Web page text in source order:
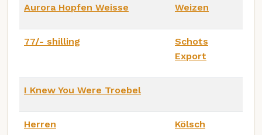
Aurora Hopfen Weisse Weizen
77/- shilling
Schots
Export
I Knew You Were Troebel
Herren Kölsch